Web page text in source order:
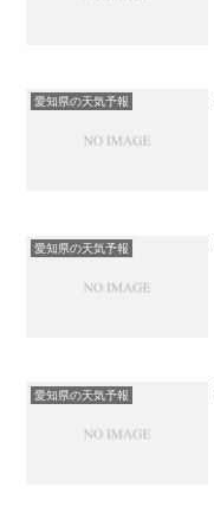
愛知県の天気予報
愛知県の天気予報
愛知県の天気予報